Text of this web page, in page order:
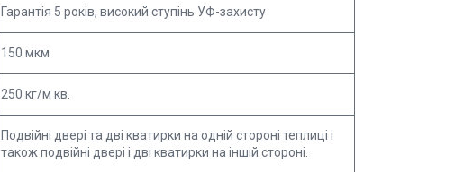
Гарантія 5 років, високий ступінь УФ-захисту
150 мкм
250 кг/м кв.
Подвійні двері та дві кватирки на одній стороні теплиці і
також подвійні двері і дві кватирки на іншій стороні.